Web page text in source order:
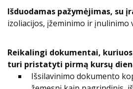
Išduodamas pažymėjimas, su
izoliacijos, įžeminimo ir įnulinimo
Reikalingi dokumentai,
turi pristatyti pirmą kursų
Išsilavinimo dokumento